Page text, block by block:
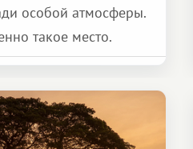
особой атмосферы.
такое место.